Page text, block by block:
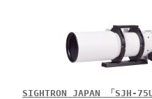
SIGHTRON JAPAN 「SJH-